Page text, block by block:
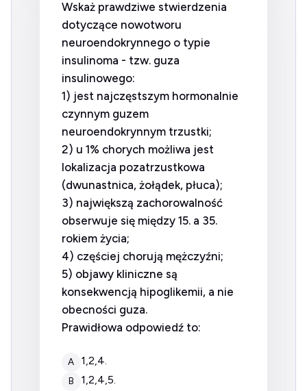
Wskaż prawdziwe stwierdzenia
dotyczące nowotworu
neuroendokrynnego o typie
insulinoma - tzw. guza
insulinowego:
1) jest najczęstszym hormonalnie
czynnym guzem
neuroendokrynnym trzustki;
2) u 1% chorych możliwa jest
lokalizacja pozatrzustkowa
(dwunastnica, żołądek, płuca);
3) największą zachorowalność
obserwuje się między 15. a 35.
rokiem życia;
4) częściej chorują mężczyźni;
5) objawy kliniczne są
konsekwencją hipoglikemii, a nie
obecności guza.
Prawidłowa odpowiedź to:
A 1,2,4.
B 1,2,4,5.